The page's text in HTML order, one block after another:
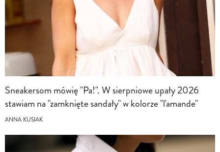
Sneakersom mówię "Pa!". W sierpniowe upały 2026
stawiam na "zamknięte sandały" w kolorze "l'amande"
ANNA KUSIAK